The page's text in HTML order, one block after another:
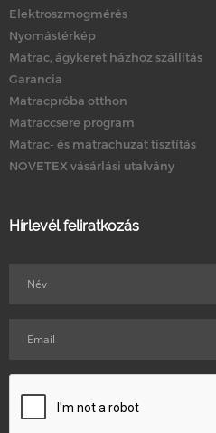
Elektroszmogmérés
Nyomástérkép
Matrac, ágykeret házhoz szállítás
Garancia
Matracpróba otthon
Matraccsere program
Matrac- és matrachuzat tisztítás
NOVETEX vásárlási utalvány
Hírlevél feliratkozás